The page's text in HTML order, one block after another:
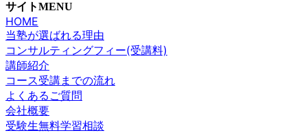
サイトMENU
HOME
当塾が選ばれる理由
コンサルティングフィー(受講料)
講師紹介
コース受講までの流れ
よくあるご質問
会社概要
受験生無料学習相談